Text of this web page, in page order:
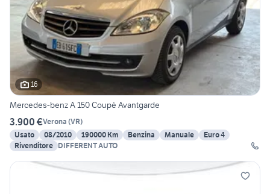
16
Mercedes-benz A 150 Coupé Avantgarde
3.900 €Verona (VR)
Usato
08/2010 190000 Km Benzina Manuale
Euro 4
Rivenditore DIFFERENT AUTO